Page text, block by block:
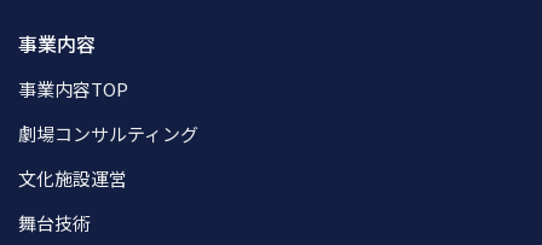
事業内容
事業内容TOP
劇場コンサルティング
文化施設運営
舞台技術